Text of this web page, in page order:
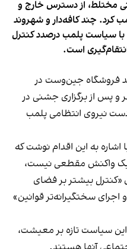
مختلط، از دسترس خارج و
کرد. چند کافه‌‌دار و شهروند
با سیاست پلمب درصدد کنترل
است.
فروشگاه جین‌وست در
فرشته تهران، شنبه ۱۹ مهر و پس از برگزاری جشنی در
نیروی انتظامی پلمب
اشاره به این اقدام نوشت که
یک واکنش مقطعی نیست،
«کنترل بیشتر بر فضای
اجرای سختگیرانه‌تر قوانین»
این سیاست‌ تازه بر معیشت،